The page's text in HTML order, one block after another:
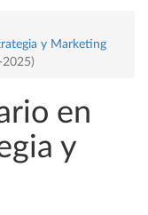
y Marketing
en
y